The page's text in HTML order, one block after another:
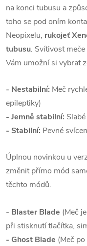
na konci tubusu a
toho se pod oním
Neopixelu, rukojeť
tubusu. Svítivost
Vám umožní si vybrat
- Nestabilní: Meč
epileptiky)
- Jemně stabilní:
- Stabilní: Pevné
Úplnou novinkou u
změnit přímo mód
těchto módů.
- Blaster Blade (Meč
při stisknutí tlačítka,
- Ghost Blade (Meč